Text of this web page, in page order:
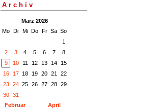
Archiv
März 2026
Mo Di Mi Do Fr Sa So
1
2
3 4 5 6 7
8
9
10 11 12 13 14
15
16
17 18 19 20 21
22
23
24 25 26 27 28
29
30
31
Februar
April